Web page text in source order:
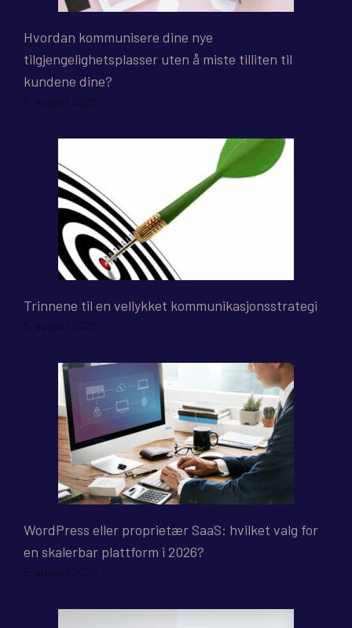
Hvordan kommunisere dine nye
tilgjengelighetsplasser uten å miste tilliten til
kundene dine?
5. august 2026
Trinnene til en vellykket kommunikasjonsstrategi
5. august 2026
WordPress eller proprietær SaaS: hvilket valg for
en skalerbar plattform i 2026?
5. august 2026